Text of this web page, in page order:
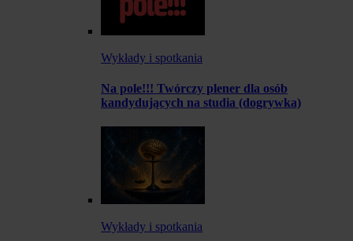
Wykłady i spotkania
Na pole!!! Twórczy plener dla osób
kandydujących na studia (dogrywka)
Wykłady i spotkania